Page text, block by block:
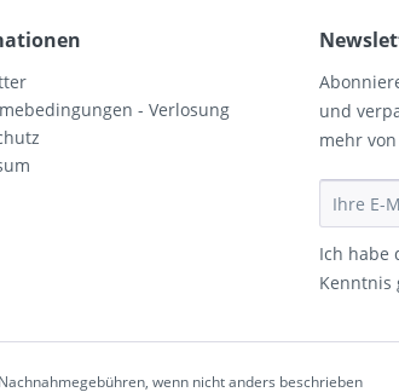
- Verlosung
und
mehr
Ich habe
Kenntnis
wenn nicht anders beschrieben